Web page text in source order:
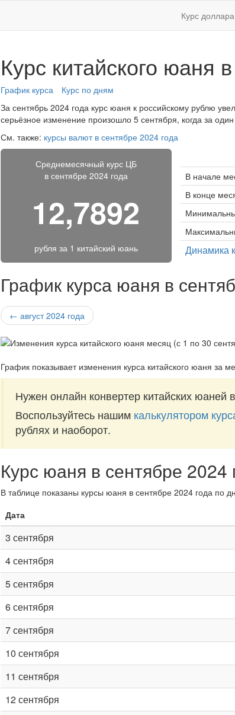
Курс доллара
Курс китайского юаня
График курса
Курс по дням
За сентябрь 2024 года курс юаня к российскому рублю
серьёзное изменение произошло 5 сентября, когда за
См. также: курсы валют в сентябре 2024 года
Среднемесячный курс ЦБ
в сентябре 2024 года
12,7892
рубля за 1 китайский юань
В начале
В конце
Динамика
График курса юаня в
← август 2024 года
График показывает изменения курса китайского юаня за
Нужен онлайн конвертер китайских юаней
Воспользуйтесь нашим калькулятором
рублях и наоборот.
Курс юаня в сентябре 2024
В таблице показаны курсы юаня в сентябре 2024 года по
Дата
3 сентября
4 сентября
5 сентября
6 сентября
7 сентября
10 сентября
11 сентября
12 сентября